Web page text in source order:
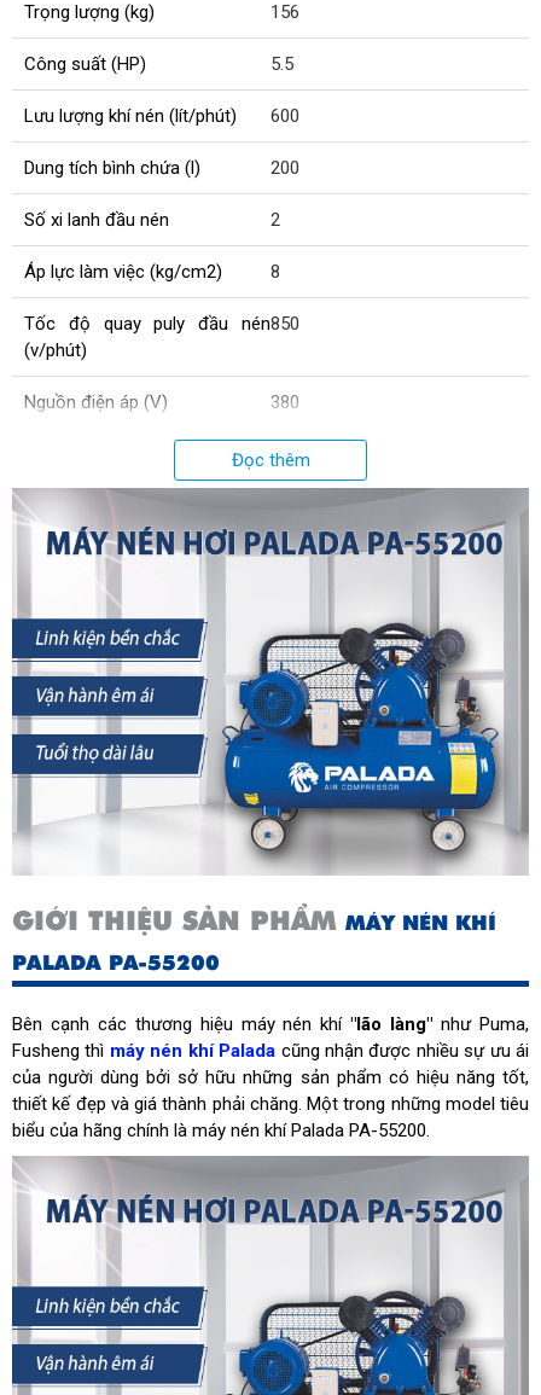
Trọng lượng (kg) 156
Công suất (HP) 5.5
Lưu lượng khí nén (lít/phút) 600
Dung tích bình chứa (l) 200
Số xi lanh đầu nén 2
Áp lực làm việc (kg/cm2) 8
Tốc độ quay puly đầu nén
(v/phút)
850
Nguồn điện áp (V) 380
Kích thước sản phẩm (cm) 130x52x106
Áp lực tối đa (kg/cm2)
Kích thước xy lanh (Ø) 80x2
Đọc thêm
GIỚI THIỆU SẢN PHẨM MÁY NÉN KHÍ
PALADA PA-55200
Bên cạnh các thương hiệu máy nén khí"lão làng"như Puma,
Fusheng thì máy nén khí Palada cũng nhận được nhiều sự ưu ái
của người dùng bởi sở hữu những sản phẩm có hiệu năng tốt,
thiết kế đẹp và giá thành phải chăng. Một trong những model tiêu
biểu của hãng chính là máy nén khí Palada PA-55200.